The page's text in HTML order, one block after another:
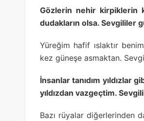
Gözlerin nehir kirpiklerin
dudakların olsa. Sevgililer
Yüreğim hafif ıslaktır
kez güneşe asmaktan.
İnsanlar tanıdım yıldızlar
yıldızdan vazgeçtim.
Bazı rüyalar diğerlerinden